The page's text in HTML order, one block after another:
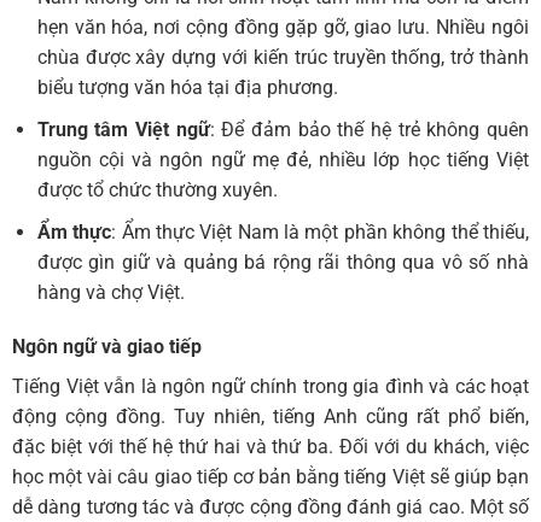
hẹn văn hóa, nơi cộng đồng gặp gỡ, giao lưu. Nhiều ngôi
chùa được xây dựng với kiến trúc truyền thống, trở thành
biểu tượng văn hóa tại địa phương.
Trung tâm Việt ngữ: Để đảm bảo thế hệ trẻ không quên
nguồn cội và ngôn ngữ mẹ đẻ, nhiều lớp học tiếng Việt
được tổ chức thường xuyên.
Ẩm thực: Ẩm thực Việt Nam là một phần không thể thiếu,
được gìn giữ và quảng bá rộng rãi thông qua vô số nhà
hàng và chợ Việt.
Ngôn ngữ và giao tiếp
Tiếng Việt vẫn là ngôn ngữ chính trong gia đình và các hoạt
động cộng đồng. Tuy nhiên, tiếng Anh cũng rất phổ biến,
đặc biệt với thế hệ thứ hai và thứ ba. Đối với du khách, việc
học một vài câu giao tiếp cơ bản bằng tiếng Việt sẽ giúp bạn
dễ dàng tương tác và được cộng đồng đánh giá cao. Một số